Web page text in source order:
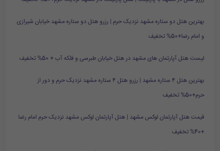
بهترین هتل دو ستاره مشهد نزدیک حرم | رزرو هتل دو ستاره مشهد خیابان شیرازی
و امام رضا+50% تخفیف
لیست هتل آپارتمان های مشهد در هتل خیابان طبرسی و فلکه آب + 50% تخفیف
بهترین هتل ۴ ستاره مشهد | رزرو هتل ۴ ستاره مشهد نزدیک حرم و دور از
حرم+50% تخفیف
قیمت هتل آپارتمان لوکس مشهد | هتل آپارتمان لوکس مشهد نزدیک حرم امام رضا
+40% تخفیف